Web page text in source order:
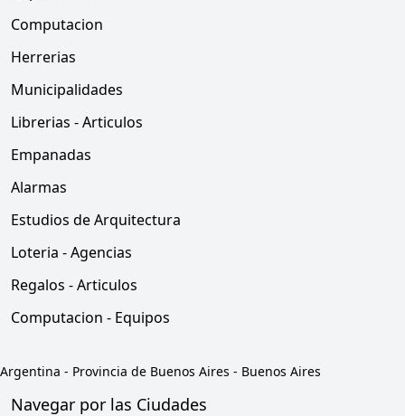
Computacion
Herrerias
Municipalidades
Librerias - Articulos
Empanadas
Alarmas
Estudios de Arquitectura
Loteria - Agencias
Regalos - Articulos
Computacion - Equipos
Argentina - Provincia de Buenos Aires - Buenos Aires
Navegar por las Ciudades